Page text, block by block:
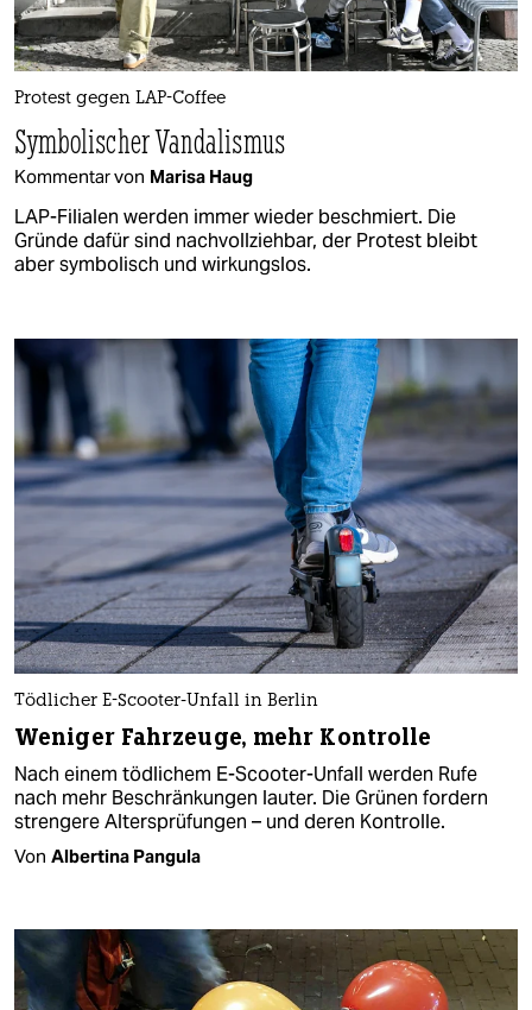
Protest gegen LAP-Coffee
Symbolischer Vandalismus
Kommentar von Marisa Haug
LAP-Filialen werden immer wieder beschmiert. Die
Gründe dafür sind nachvollziehbar, der Protest bleibt
aber symbolisch und wirkungslos.
Tödlicher E-Scooter-Unfall in Berlin
Weniger Fahrzeuge, mehr Kontrolle
Nach einem tödlichem E-Scooter-Unfall werden Rufe
nach mehr Beschränkungen lauter. Die Grünen fordern
strengere Altersprüfungen – und deren Kontrolle.
Von Albertina Pangula